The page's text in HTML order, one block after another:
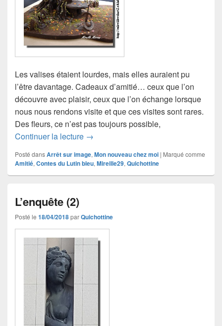
Les valises étaient lourdes, mais elles auraient pu
l’être davantage. Cadeaux d’amitié… ceux que l’on
découvre avec plaisir, ceux que l’on échange lorsque
nous nous rendons visite et que ces visites sont rares.
Des fleurs, ce n’est pas toujours possible,
Continuer la lecture Les cadeaux, avec Mireille29
→
Posté dansArrêt sur image, Mon nouveau chez moi | Marqué comme
Amitié, Contes du Lutin bleu, Mireille29, Quichottine
L’enquête (2)
Posté le 18/04/2018parQuichottine